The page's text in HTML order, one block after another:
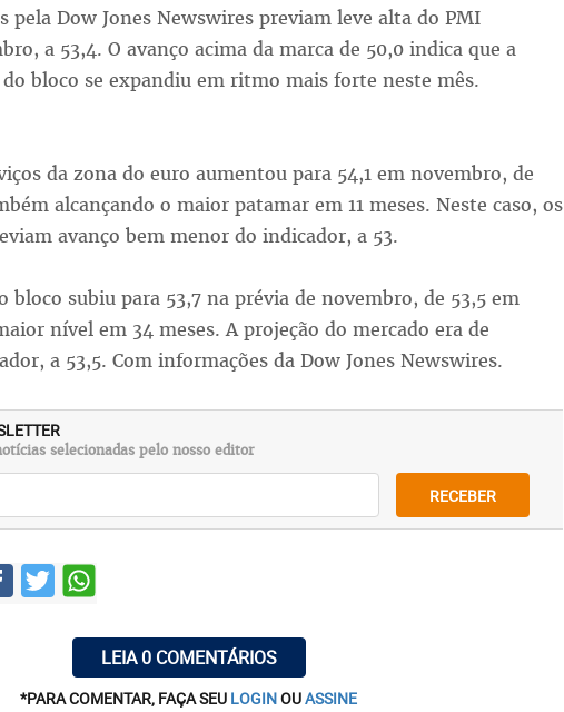
pela Dow Jones Newswires previam leve alta do PMI
a 53,4. O avanço acima da marca de 50,0 indica que a
bloco se expandiu em ritmo mais forte neste mês.
da zona do euro aumentou para 54,1 em novembro, de
alcançando o maior patamar em 11 meses. Neste caso, os
avanço bem menor do indicador, a 53.
bloco subiu para 53,7 na prévia de novembro, de 53,5 em
nível em 34 meses. A projeção do mercado era de
a 53,5. Com informações da Dow Jones Newswires.
selecionadas pelo nosso editor
RECEBER
LEIA 0 COMENTÁRIOS
*PARA COMENTAR, FAÇA SEU LOGINOUASSINE